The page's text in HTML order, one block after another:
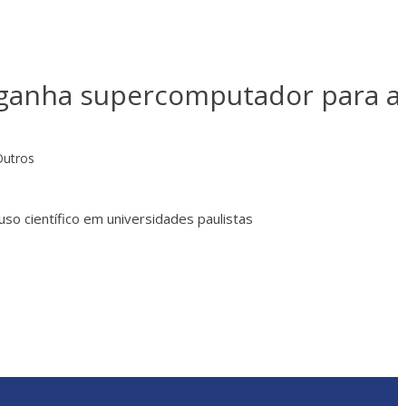
ganha supercomputador para
científico em universidades paulistas